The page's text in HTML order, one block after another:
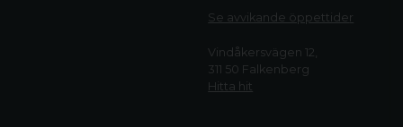
Se avvikande öppettider
Vindåkersvägen 12,
311 50 Falkenberg
Hitta hit